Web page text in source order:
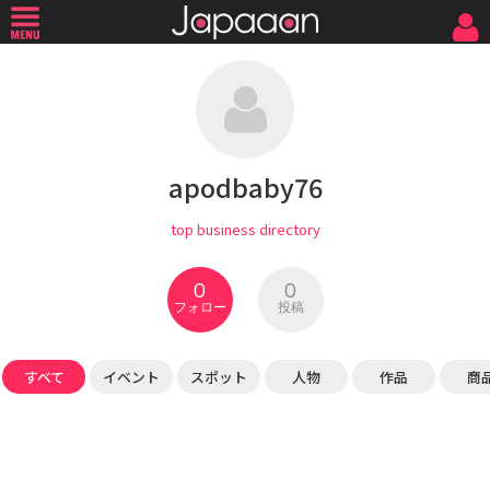
apodbaby76
top business directory
0
フォロー
0
投稿
すべて イベント スポット 人物 作品 商